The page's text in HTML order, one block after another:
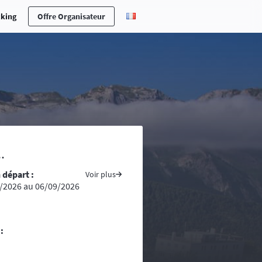
Offre Organisateur
départ : Voir plus
au 06/09/2026
en cas d’accident ou maladie,
n’est pas toujours aisée ….
traversés, prenez avec vous
du ministère des affaires
conseillé voire indispensable
randonnée, vous vous
d’assistance médicale locale.
la progression de la course. La